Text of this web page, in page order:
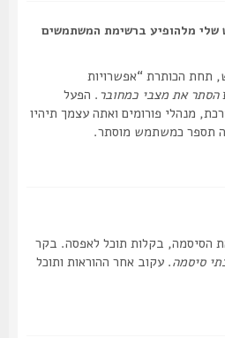
מלהופיע ברשימת המשתמשים
הכותרת “אפשרויות
את מצבי כמחובר. הפעל
פורומים ואתה עצמך תיהיו
כמשתמש מוסתר.
בקלות תוכל לאפסה. בקר
. עקוב אחר ההוראות ותוכל